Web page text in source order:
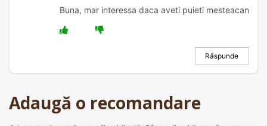
Buna, mar interessa daca aveti puieti mesteacan
Răspunde
Adaugă o recomandare